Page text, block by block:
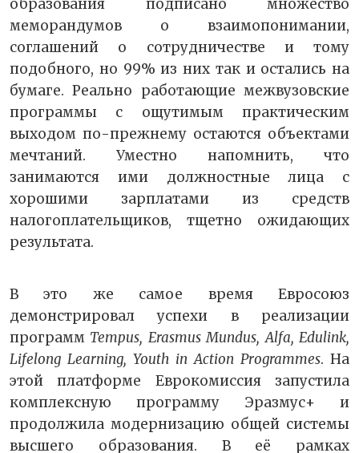
образования подписано множество
меморандумов о взаимопонимании,
соглашений о сотрудничестве и тому
подобного, но 99% из них так и остались на
бумаге. Реально работающие межвузовские
программы с ощутимым практическим
выходом по-прежнему остаются объектами
мечтаний. Уместно напомнить, что
занимаются ими должностные лица с
хорошими зарплатами из средств
налогоплательщиков, тщетно ожидающих
результата.
В это же самое время Евросоюз
демонстрировал успехи в реализации
программ Tempus, Erasmus Mundus, Alfa, Edulink,
Lifelong Learning, Youth in Action Programmes. На
этой платформе Еврокомиссия запустила
комплексную программу Эразмус+ и
продолжила модернизацию общей системы
высшего образования. В её рамках